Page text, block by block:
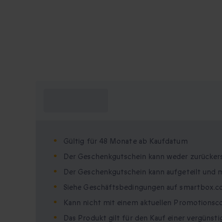
Gültig für 48 Monate ab Kaufdatum
Der Geschenkgutschein kann weder
Der Geschenkgutschein kann aufgeteilt und
Siehe Geschäftsbedingungen auf
Kann nicht mit einem aktuellen
Das Produkt gilt für den Kauf einer